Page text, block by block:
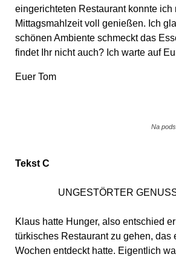
eingerichteten Restaurant konnte ich
Mittagsmahlzeit voll genießen. Ich
schönen Ambiente schmeckt das
findet Ihr nicht auch? Ich warte auf
Euer Tom
Na
Tekst C
UNGESTÖRTER
Klaus hatte Hunger, also entschied
türkisches Restaurant zu gehen, das
Wochen entdeckt hatte. Eigentlich